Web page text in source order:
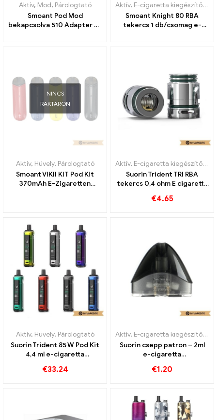
Aktív, Mod, Párologtató
Smoant Pod Mod
bekapcsolva 510 Adapter e-
Aktív, E-cigaretta kiegészítők ,
Smoant Knight 80 RBA
tekercs 1 db/csomag e-
NINCS
RAKTÁRON
Aktív, Hüvely, Párologtató
Smoant VIKII KIT Pod Kit
370mAh E-Zigaretten
Aktív, E-cigaretta kiegészítők ,
Suorin Trident TRI RBA
tekercs 0,4 ohm E cigaretta
€4.65
Aktív, Hüvely, Párologtató
Suorin Trident 85 W Pod Kit
4,4 ml e-cigaretta
€33.24
Aktív, E-cigaretta kiegészítők ,
Suorin csepp patron – 2ml
e-cigaretta
€1.20